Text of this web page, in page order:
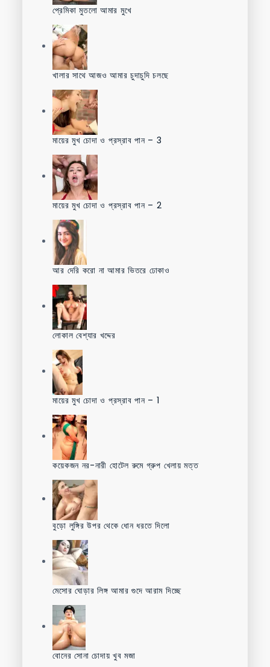
প্রেমিকা মুতলো আমার মুখে
খালার সাথে আজও আমার চুদাচুদি চলছে
মায়ের মুখ চোদা ও প্রস্রাব পান – 3
মায়ের মুখ চোদা ও প্রস্রাব পান – 2
আর দেরি করো না আমার ভিতরে ঢোকাও
লোকাল বেশ্যার খদ্দের
মায়ের মুখ চোদা ও প্রস্রাব পান – 1
কয়েকজন নর-নারী হোটেল রুমে গ্রুপ খেলায় মত্ত
বুড়ো লুঙ্গির উপর থেকে ধোন ধরতে দিলো
মেসোর ঘোড়ার লিঙ্গ আমার গুদে আরাম দিচ্ছে
বোনের সোনা চোদায় খুব মজা